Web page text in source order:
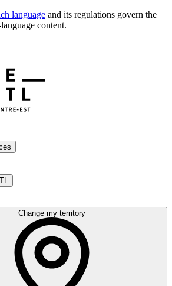
language and its regulations govern the
content.
Change my territory